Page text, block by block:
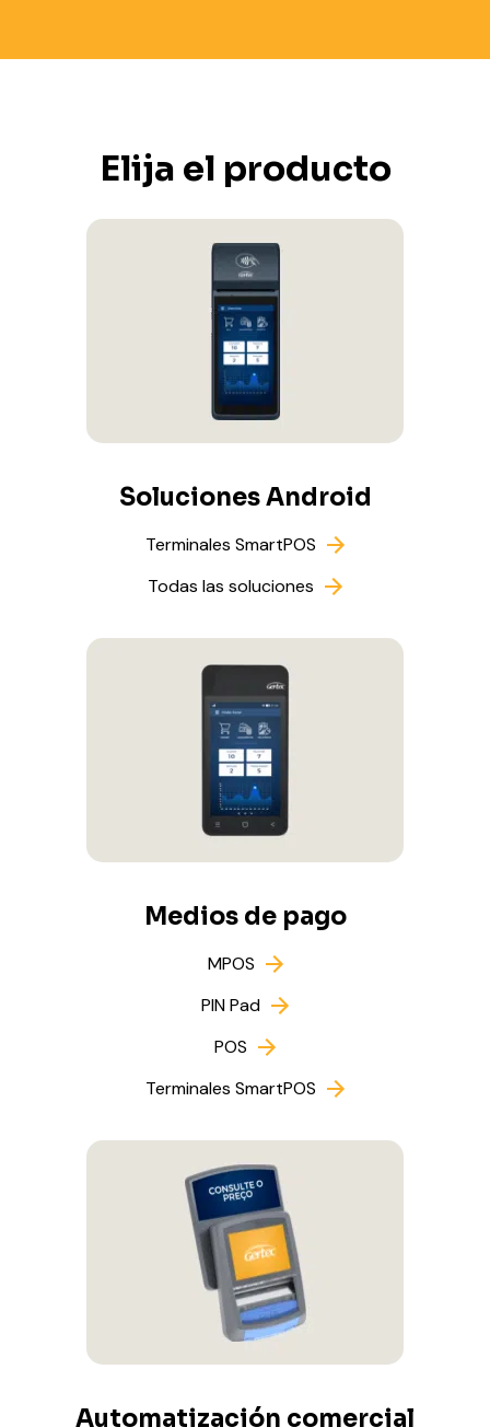
Elija el producto
Soluciones Android
Terminales SmartPOS
Todas las soluciones
Medios de pago
MPOS
PIN Pad
POS
Terminales SmartPOS
Automatización comercial